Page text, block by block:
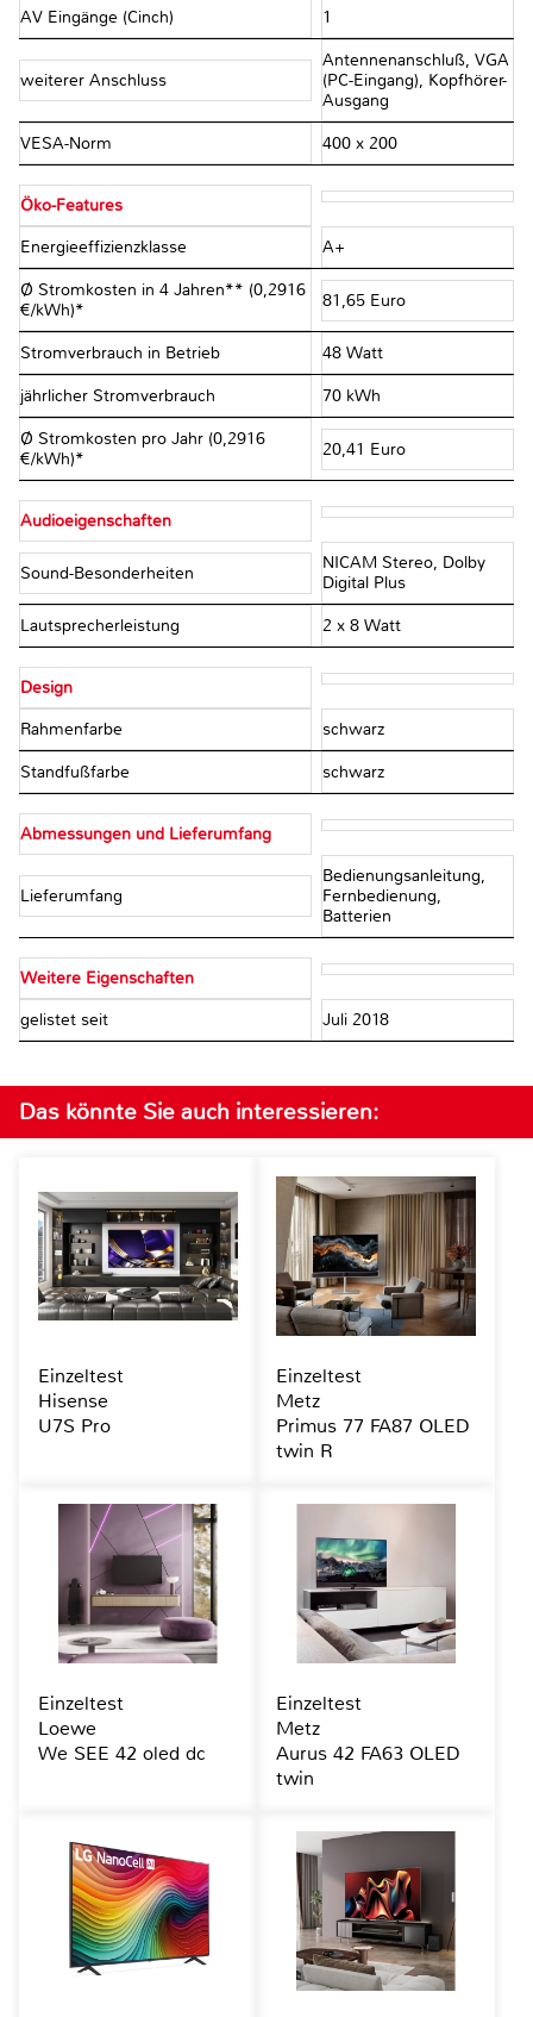
AV Eingänge (Cinch) 1
weiterer Anschluss
Antennenanschluß, VGA
(PC-Eingang), Kopfhörer-
Ausgang
VESA-Norm 400 x 200
Öko-Features
Energieeffizienzklasse A+
Ø Stromkosten in 4 Jahren** (0,2916
€/kWh)*
81,65 Euro
Stromverbrauch in Betrieb 48 Watt
jährlicher Stromverbrauch 70 kWh
Ø Stromkosten pro Jahr (0,2916
€/kWh)*
20,41 Euro
Audioeigenschaften
Sound-Besonderheiten
NICAM Stereo, Dolby
Digital Plus
Lautsprecherleistung 2 x 8 Watt
Design
Rahmenfarbe schwarz
Standfußfarbe schwarz
Abmessungen und Lieferumfang
Lieferumfang
Bedienungsanleitung,
Fernbedienung,
Batterien
Weitere Eigenschaften
gelistet seit Juli 2018
Das könnte Sie auch interessieren:
Einzeltest
Hisense
U7S Pro
Einzeltest
Metz
Primus 77 FA87 OLED
twin R
Einzeltest
Loewe
We SEE 42 oled dc
Einzeltest
Metz
Aurus 42 FA63 OLED
twin